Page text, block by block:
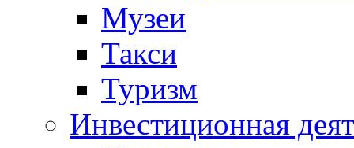
Музеи
Такси
Туризм
Инвестиционная